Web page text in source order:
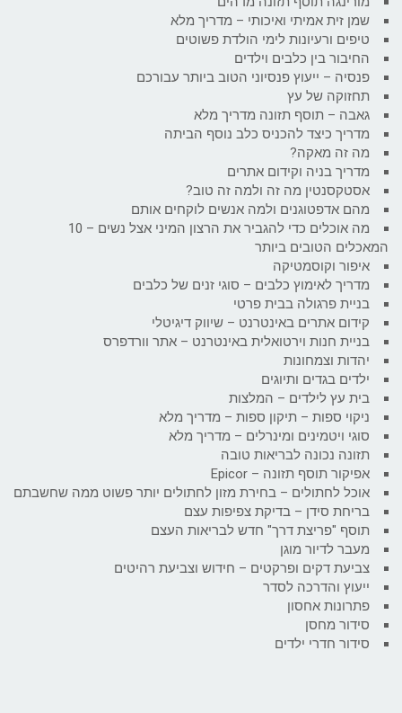
שמן זית אמיתי ואיכותי – מדריך מלא
טיפים ורעיונות לימי הולדת פשוטים
החיבור בין כלבים וילדים
פנסיה – ייעוץ פנסיוני הטוב ביותר עבורכם
תחזוקה של עץ
גאבה – תוסף תזונה מדריך מלא
מדריך כיצד להכניס כלב נוסף הביתה
מה זה מאקה?
מדריך בניה וקידום אתרים
אסטקסנטין מה זה ולמה זה טוב?
מהם אדפטוגנים ולמה אנשים לוקחים אותם
מה אוכלים כדי להגביר את הרצון המיני אצל נשים – 10
המאכלים הטובים ביותר
איפור וקוסמטיקה
מדריך לאימוץ כלבים – סוגי זנים של כלבים
בניית פרגולה בבית פרטי
קידום אתרים באינטרנט – שיווק דיגיטלי
בניית חנות וירטואלית באינטרנט – אתר וורדפרס
יהדות וצמחונות
ילדים בגדים ותיוגים
בית עץ לילדים – המלצות
ניקוי ספות – תיקון ספות – מדריך מלא
סוגי ויטמינים ומינרלים – מדריך מלא
תזונה נכונה לבריאות טובה
אפיקור תוסף תזונה – Epicor
אוכל לחתולים – בחירת מזון לחתולים יותר פשוט ממה שחשבתם
בריחת סידן – בדיקת צפיפות עצם
תוסף "פריצת דרך" חדש לבריאות העצם
מעבר לדיור מוגן
צביעת דקים ופרקטים – חידוש וצביעת רהיטים
ייעוץ והדרכה לסדר
פתרונות אחסון
סידור מחסן
סידור חדרי ילדים